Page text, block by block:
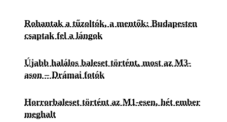
Rohantak a tűzoltók, a mentők: Budapesten
csaptak fel a lángok
Újabb halálos baleset történt, most az M3-
ason – Drámai fotók
Horrorbaleset történt az M1-esen, hét ember
meghalt